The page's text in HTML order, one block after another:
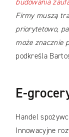
Firmy muszą
priorytetowo,
może znacznie
podkreśla
E-
Handel
Innowacyjne